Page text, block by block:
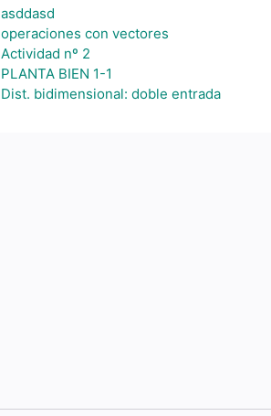
asddasd
operaciones con vectores
Actividad nº 2
PLANTA BIEN 1-1
Dist. bidimensional: doble entrada